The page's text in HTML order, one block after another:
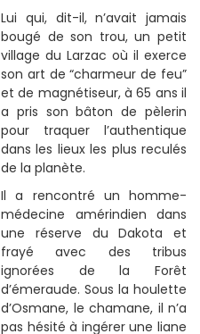
Lui qui, dit-il, n’avait jamais
bougé de son trou, un petit
village du Larzac où il exerce
son art de “charmeur de feu”
et de magnétiseur, à 65 ans il
a pris son bâton de pèlerin
pour traquer l’authentique
dans les lieux les plus reculés
de la planète.
Il a rencontré un homme-
médecine amérindien dans
une réserve du Dakota et
frayé avec des tribus
ignorées de la Forêt
d’émeraude. Sous la houlette
d’Osmane, le chamane, il n’a
pas hésité à ingérer une liane